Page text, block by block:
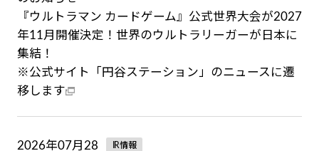
『ウルトラマン カードゲーム』公式世界大会が2027
年11月開催決定！世界のウルトラリーガーが日本に
集結！
※公式サイト「円谷ステーション」のニュースに遷
移します
2026年07月28
IR情報